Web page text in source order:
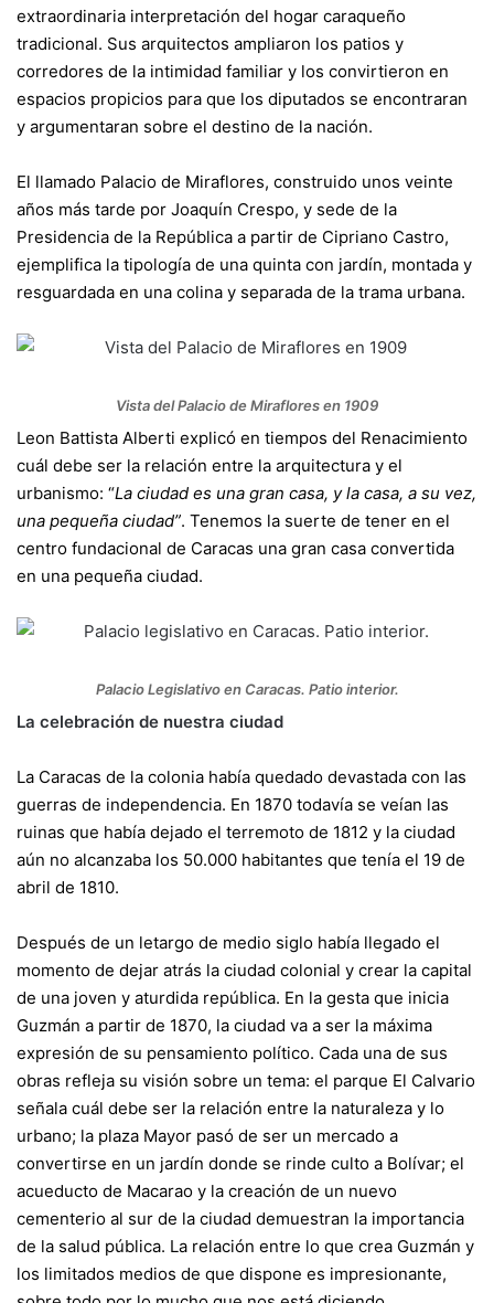
extraordinaria interpretación del hogar caraqueño
tradicional. Sus arquitectos ampliaron los patios y
corredores de la intimidad familiar y los convirtieron en
espacios propicios para que los diputados se encontraran
y argumentaran sobre el destino de la nación.
El llamado Palacio de Miraflores, construido unos veinte
años más tarde por Joaquín Crespo, y sede de la
Presidencia de la República a partir de Cipriano Castro,
ejemplifica la tipología de una quinta con jardín, montada y
resguardada en una colina y separada de la trama urbana.
Vista del Palacio de Miraflores en 1909
Leon Battista Alberti explicó en tiempos del Renacimiento
cuál debe ser la relación entre la arquitectura y el
urbanismo: “La ciudad es una gran casa, y la casa, a su vez,
una pequeña ciudad”. Tenemos la suerte de tener en el
centro fundacional de Caracas una gran casa convertida
en una pequeña ciudad.
Palacio Legislativo en Caracas. Patio interior.
La celebración de nuestra ciudad
La Caracas de la colonia había quedado devastada con las
guerras de independencia. En 1870 todavía se veían las
ruinas que había dejado el terremoto de 1812 y la ciudad
aún no alcanzaba los 50.000 habitantes que tenía el 19 de
abril de 1810.
Después de un letargo de medio siglo había llegado el
momento de dejar atrás la ciudad colonial y crear la capital
de una joven y aturdida república. En la gesta que inicia
Guzmán a partir de 1870, la ciudad va a ser la máxima
expresión de su pensamiento político. Cada una de sus
obras refleja su visión sobre un tema: el parque El Calvario
señala cuál debe ser la relación entre la naturaleza y lo
urbano; la plaza Mayor pasó de ser un mercado a
convertirse en un jardín donde se rinde culto a Bolívar; el
acueducto de Macarao y la creación de un nuevo
cementerio al sur de la ciudad demuestran la importancia
de la salud pública. La relación entre lo que crea Guzmán y
los limitados medios de que dispone es impresionante,